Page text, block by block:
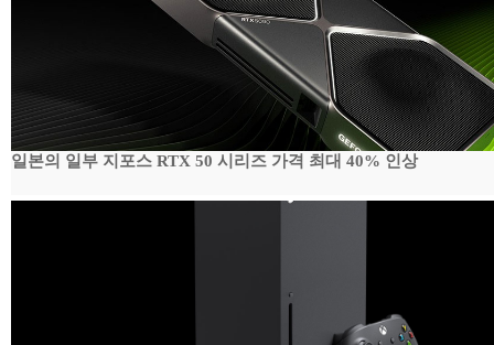
일본의 일부 지포스 RTX 50 시리즈 가격 최대 40% 인상